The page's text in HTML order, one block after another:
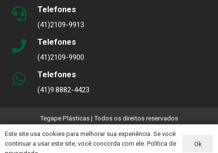
Telefones
(41)2109-9913
Telefones
(41)2109-9900
Telefones
(41)9.8882-4423
Tegape Plásticas | Todos os direitos reservados
Aviso Sobre Boletos Falsos
Este site usa cookies para melhorar sua experiência. Se você
continuar a usar este site, você concorda com ele. Política de
Ok